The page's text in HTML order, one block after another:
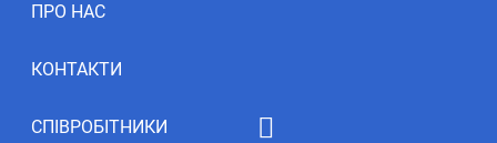
ПРО НАС
КОНТАКТИ
СПІВРОБІТНИКИ